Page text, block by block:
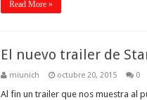
Read More »
El nuevo trailer de
miunich octubre 20, 2015 0
Al fin un trailer que nos muestra al